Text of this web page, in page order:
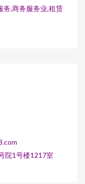
务,商务服务业,租赁
院1号楼1217室